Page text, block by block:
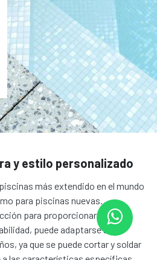
y estilo personalizado
más extendido en el mundo
para piscinas nuevas.
para proporcionar
puede adaptarse a
ya que se puede cortar y soldar